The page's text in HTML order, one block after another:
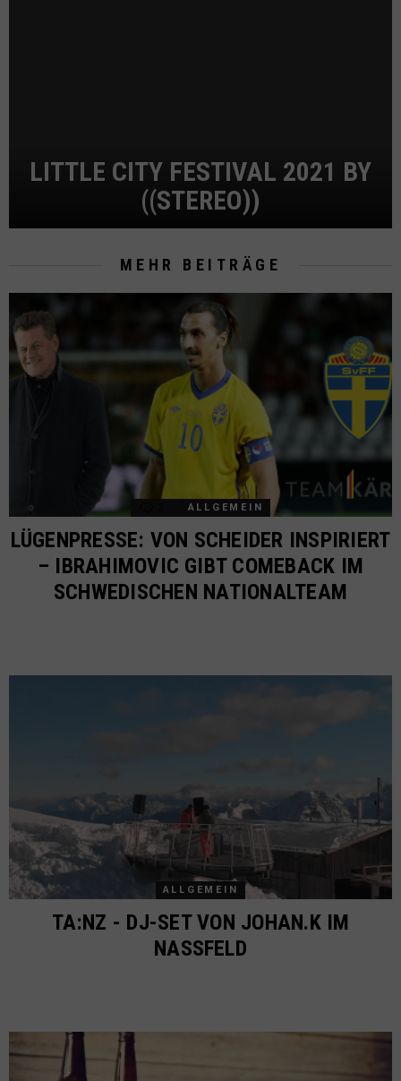
LITTLE CITY FESTIVAL 2021 BY
((STEREO))
MEHR BEITRÄGE
Comments
ALLGEMEIN
LÜGENPRESSE: VON SCHEIDER INSPIRIERT
– IBRAHIMOVIC GIBT COMEBACK IM
SCHWEDISCHEN NATIONALTEAM
ALLGEMEIN
TA:NZ - DJ-SET VON JOHAN.K IM
NASSFELD